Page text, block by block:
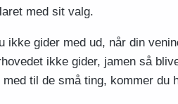
med sit valg.
ikke gider med ud, når din
ikke gider, jamen så
til de små ting, kommer du